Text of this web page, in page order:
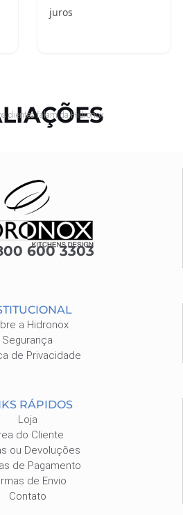
juros
clientes falam da Hidronox
600 3303
a Hidronox
Segurança
de Privacidade
RÁPIDOS
Loja
do Cliente
ou Devoluções
de Pagamento
de Envio
Contato